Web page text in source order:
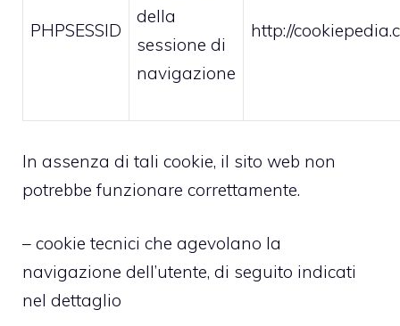
PHPSESSID
della
sessione di
navigazione
http://
In assenza di tali cookie, il sito web non
potrebbe funzionare correttamente.
– cookie tecnici che agevolano la
navigazione dell’utente, di seguito indicati
nel dettaglio